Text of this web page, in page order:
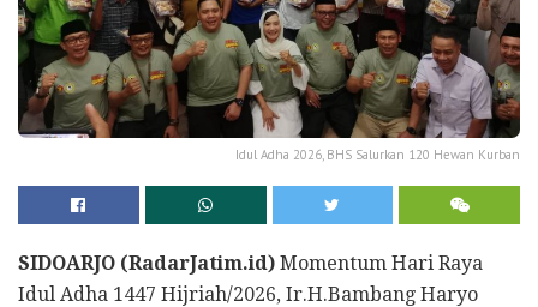
Idul Adha 2026, BHS Salurkan 120 Hewan Kurban
SIDOARJO (RadarJatim.id) Momentum Hari Raya
Idul Adha 1447 Hijriah/2026, Ir.H.Bambang Haryo